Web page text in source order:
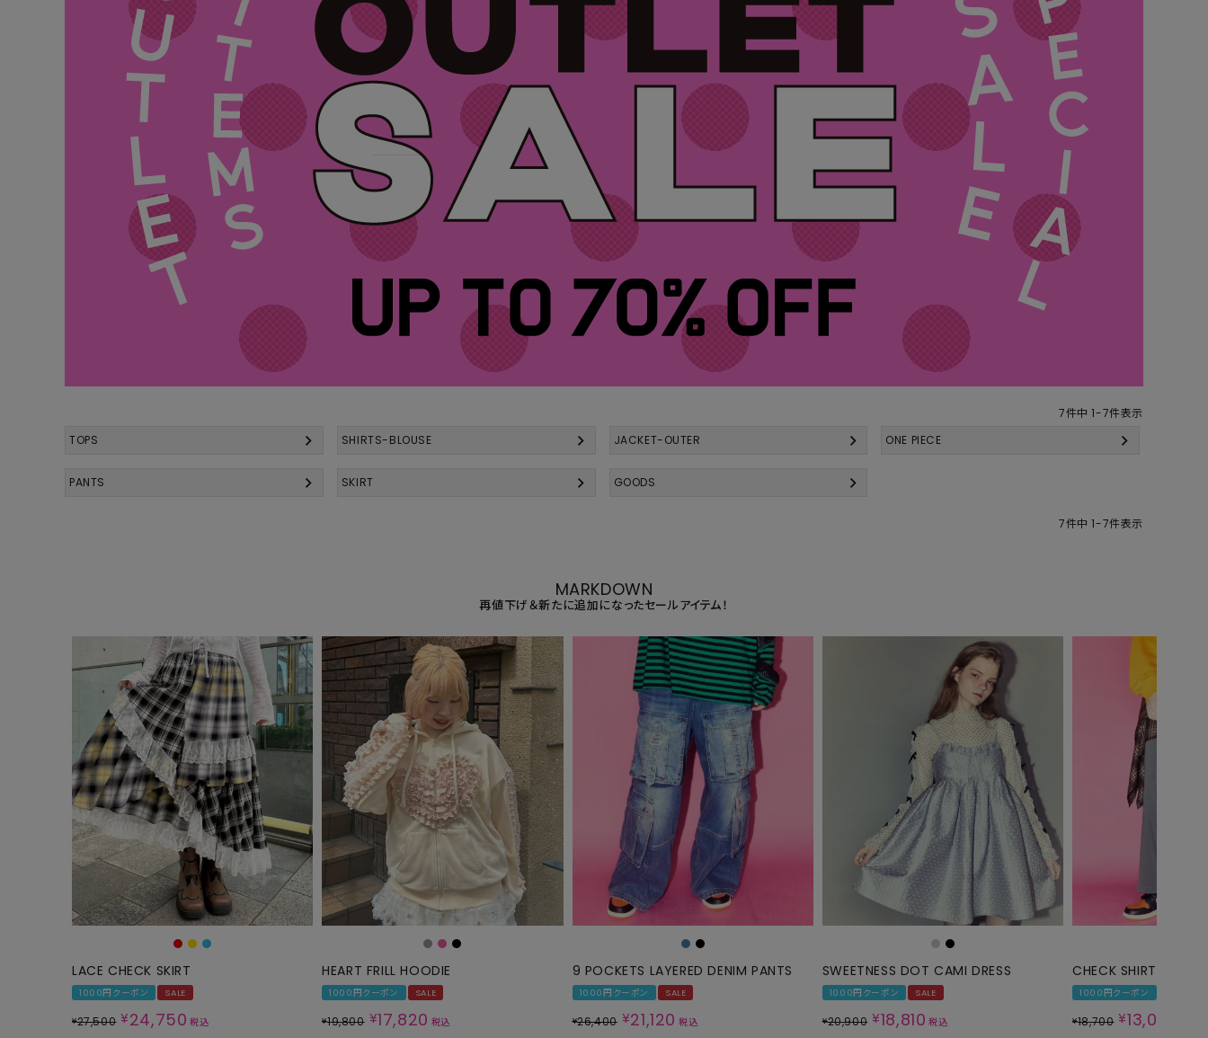
ONE PIECE
JUMPER SKIRT
PANTS
SHORT PANTS
SALOPETTE
ALL
SALE
ALL
NECK WARMER
ACCESSORIES
7件中 1-7件表示
TOPS
SHIRTS-BLOUSE JACKET-OUTER ONE PIECE
PANTS SKIRT GOODS
7件中 1-7件表示
MARKDOWN
再値下げ＆新たに追加になったセールアイテム！
LACE CHECK SKIRT
1000円クーポン SALE
¥27,500 ¥24,750 税込
HEART FRILL HOODIE
1000円クーポン SALE
¥19,800 ¥17,820 税込
9 POCKETS LAYERED DENIM PANTS
1000円クーポン SALE
¥26,400 ¥21,120 税込
SWEETNESS DOT CAMI DRESS
1000円クーポン SALE
¥20,900 ¥18,810 税込
CHECK SHIRT
1000円クーポン
¥18,700 ¥13,090